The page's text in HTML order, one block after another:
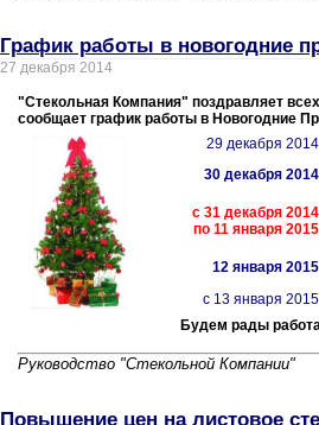
График работы в новогодние
27 декабря 2014
"Стекольная Компания" поздравляет
сообщает график работы в Новогодние
29 декабря 2014
30 декабря 2014
с 31 декабря 2014
по 11 января 2015
12 января 2015
с 13 января 2015
Будем рады
Руководство "Стекольной Компании"
Повышение цен на листовое